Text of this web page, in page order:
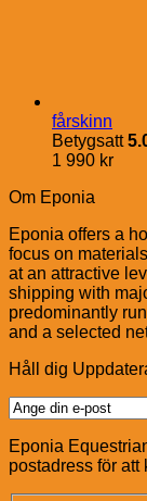
fårskinn
Betygsatt
1 990 kr
Om Eponia
Eponia offers a
focus on
at an attractive
shipping with
predominantly
and a selected
Håll dig
Eponia
postadress för att